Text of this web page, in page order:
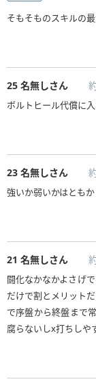
そもそものスキルの
25 名無しさん
ボルトヒール代償に
23 名無しさん
強いか弱いかはとも
21 名無しさん
闘化なかなかよさげ
だけで割とメリット
で序盤から終盤まで
腐らないしx打ちしや